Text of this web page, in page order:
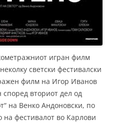
игран филм
светски фестивалски
филм на Игор Иванов
вториот дел од
на Венко Андоновски, по
на фестивалот во Карлови